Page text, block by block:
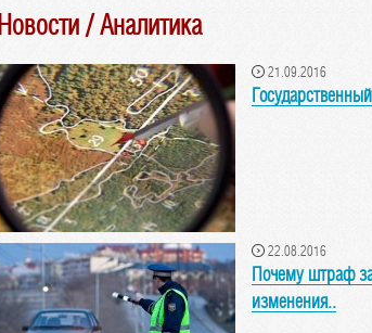
Новости / Аналитика
21.09.2016
22.08.2016
Почему штраф
изменения..